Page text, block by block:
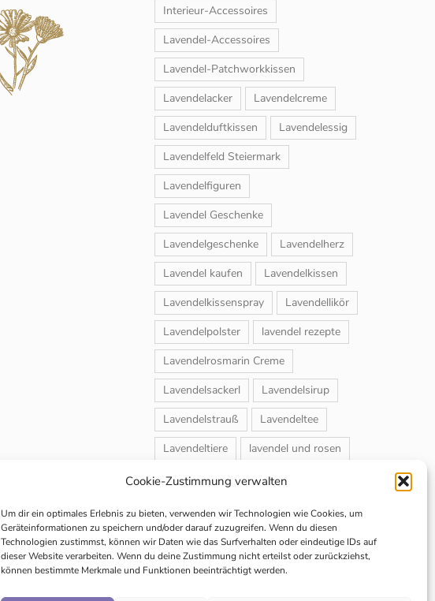
Cookie-Zustimmung verwalten
Um dir ein optimales Erlebnis zu bieten, verwenden wir Technologien wie Cookies, um
Geräteinformationen zu speichern und/oder darauf zuzugreifen. Wenn du diesen
Technologien zustimmst, können wir Daten wie das Surfverhalten oder eindeutige IDs auf
dieser Website verarbeiten. Wenn du deine Zustimmung nicht erteilst oder zurückziehst,
können bestimmte Merkmale und Funktionen beeinträchtigt werden.
Interieur-Accessoires
Lavendel-Accessoires
Lavendel-Patchworkkissen
Lavendelacker
Lavendelcreme
Lavendelduftkissen
Lavendelessig
Lavendelfeld Steiermark
Lavendelfiguren
Lavendel Geschenke
Lavendelgeschenke
Lavendelherz
Lavendel kaufen
Lavendelkissen
Lavendelkissenspray
Lavendellikör
Lavendelpolster
lavendel rezepte
Lavendelrosmarin Creme
Lavendelsackerl
Lavendelsirup
Lavendelstrauß
Lavendeltee
Lavendeltiere
lavendel und rosen
Magnet-Duftsackerl
Naturheilmittel
Naturkosmetik
Schuhbedufter
Speiselavendel
Strauchschnitt
Weihnachtsmarkt